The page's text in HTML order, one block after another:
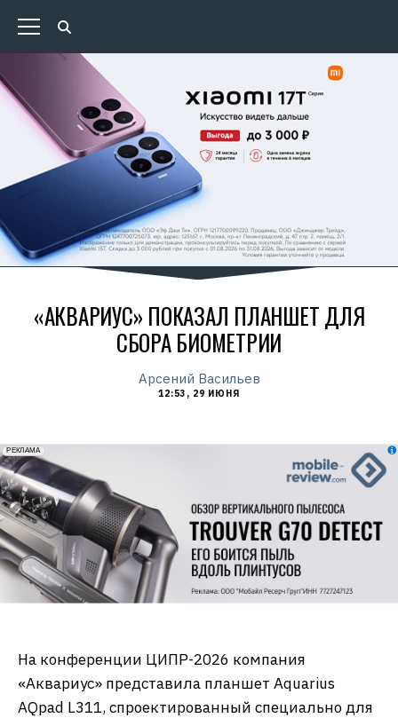
«АКВАРИУС» ПОКАЗАЛ ПЛАНШЕТ ДЛЯ
СБОРА БИОМЕТРИИ
Арсений Васильев
12:53, 29 ИЮНЯ
erid: 2VfnxxmNzs5
РЕКЛАМА
На конференции ЦИПР-2026 компания
«Аквариус» представила планшет Aquarius
AQpad L311, спроектированный специально для